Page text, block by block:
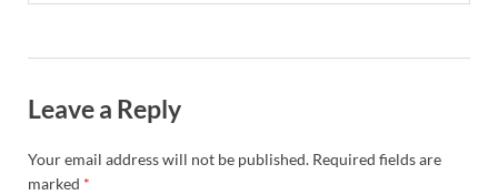
Leave a Reply
Your email address will not be published. Required fields are
marked *